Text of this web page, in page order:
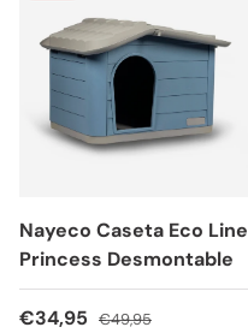
Nayeco Caseta Eco Line
Princess Desmontable
Precio de venta
€34,95 Precio normal
€49,95